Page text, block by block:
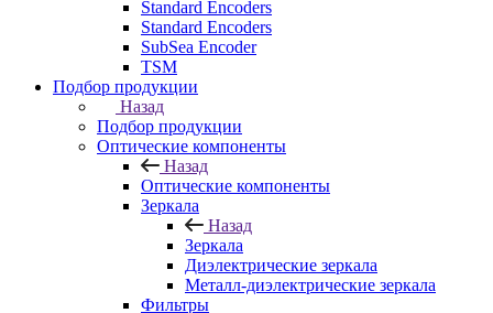
Standard Encoders
Standard Encoders
SubSea Encoder
TSM
Подбор продукции
Назад
Подбор продукции
Оптические компоненты
Назад
Оптические компоненты
Зеркала
Назад
Зеркала
Диэлектрические зеркала
Металл-диэлектрические зеркала
Фильтры